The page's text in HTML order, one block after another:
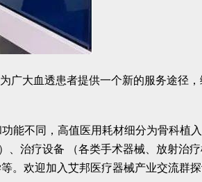
广大血透患者提供一个新的服务途径
能不同，高值医用耗材细分为骨科植
治疗设备 （各类手术器械、放射治
。欢迎加入艾邦医疗器械产业交流群探